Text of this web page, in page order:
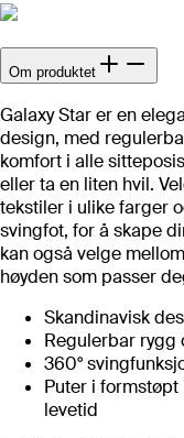
Om produktet
Galaxy Star er en
design, med
komfort i alle
eller ta en liten hvil.
tekstiler i ulike farger
svingfot, for å skape
kan også velge
høyden som passer
Skandinavisk
Regulerbar rygg
360°
Puter i
levetid